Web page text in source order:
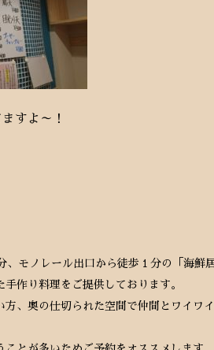
すよ～！
、モノレール出口から徒歩１分の「海
作り料理をご提供しております。
方、奥の仕切られた空間で仲間とワイ